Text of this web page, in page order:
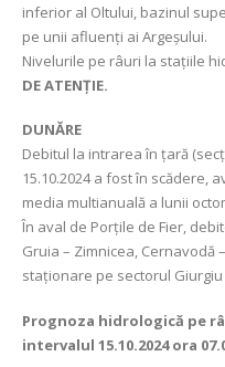
inferior al Oltului, bazinul
pe unii afluenți ai Argeşului.
Nivelurile pe râuri la stațiile
DE ATENȚIE.
DUNĂRE
Debitul la intrarea în țară
15.10.2024 a fost în scădere,
media multianuală a lunii
În aval de Porţile de Fier,
Gruia – Zimnicea, Cernavodă
staționare pe sectorul Giurgiu
Prognoza hidrologică pe
intervalul 15.10.2024 ora